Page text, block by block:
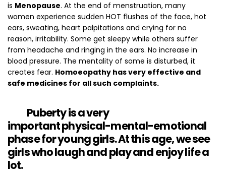
is Menopause. At the end of menstruation, many
women experience sudden HOT flushes of the face, hot
ears, sweating, heart palpitations and crying for no
reason, irritability. Some get sleepy while others suffer
from headache and ringing in the ears. No increase in
blood pressure. The mentality of some is disturbed, it
creates fear. Homoeopathy has very effective and
safe medicines for all such complaints.
Pubertyis a very
importantphysical-mental-emotional
phasefor young girls. At this age, we see
girls who laugh and play and enjoy life a
lot.